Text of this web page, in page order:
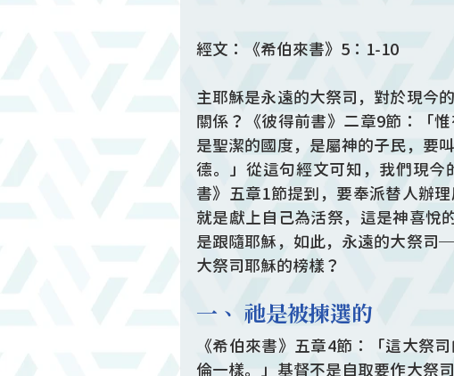
經文：《希伯來書》5：1-10
主耶穌是永遠的大祭司，對於現今
關係？《彼得前書》二章9節：「
是聖潔的國度，是屬神的子民，要
德。」從這句經文可知，我們現
書》五章1節提到，要奉派替人辦
就是獻上自己為活祭，這是神喜悅
是跟隨耶穌，如此，永遠的大祭
大祭司耶穌的榜樣？
一、 祂是被揀選的
《希伯來書》五章4節：「這大祭
倫一樣。」基督不是自取要作大祭